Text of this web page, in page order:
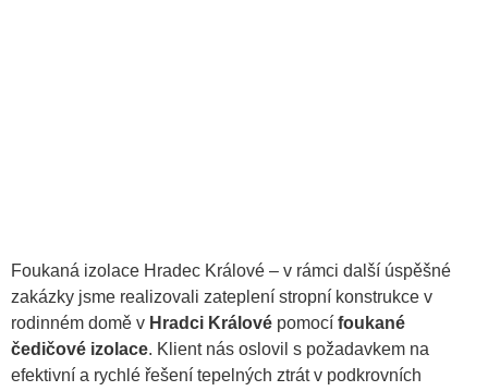
Foukaná izolace Hradec Králové – v rámci další úspěšné
zakázky jsme realizovali zateplení stropní konstrukce v
rodinném domě v Hradci Králové pomocí foukané
čedičové izolace. Klient nás oslovil s požadavkem na
efektivní a rychlé řešení tepelných ztrát v podkrovních